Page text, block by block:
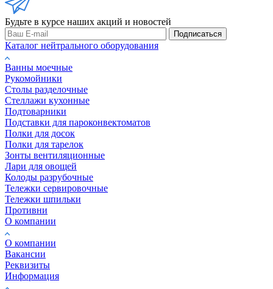
Будьте в курсе наших акций и новостей
Подписаться
Каталог нейтрального оборудования
Ванны моечные
Рукомойники
Столы разделочные
Стеллажи кухонные
Подтоварники
Подставки для пароконвектоматов
Полки для досок
Полки для тарелок
Зонты вентиляционные
Лари для овощей
Колоды разрубочные
Тележки сервировочные
Тележки шпильки
Противни
О компании
О компании
Вакансии
Реквизиты
Информация